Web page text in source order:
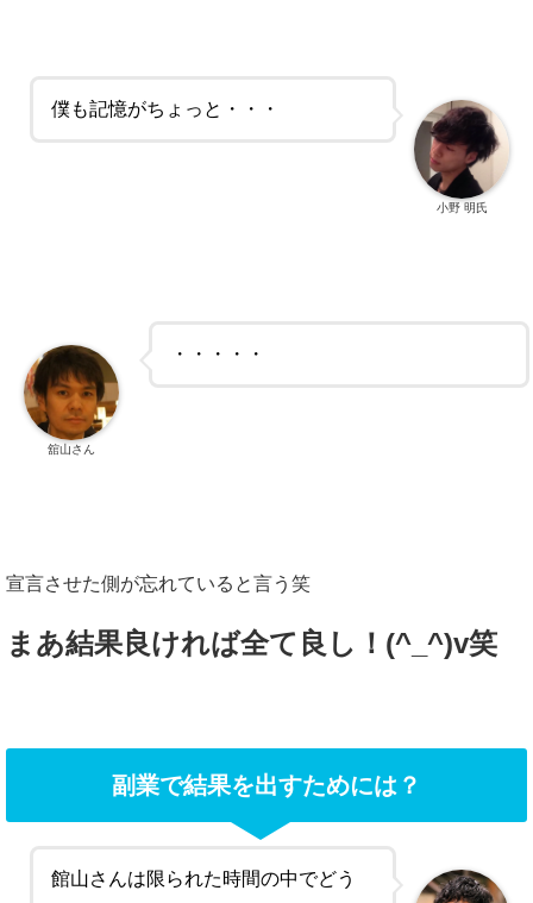
僕も記憶がちょっと・・・
小野 明氏
・・・・・
舘山さん
宣言させた側が忘れていると言う笑
まあ結果良ければ全て良し！(^_^)v笑
副業で結果を出すためには？
館山さんは限られた時間の中でどう